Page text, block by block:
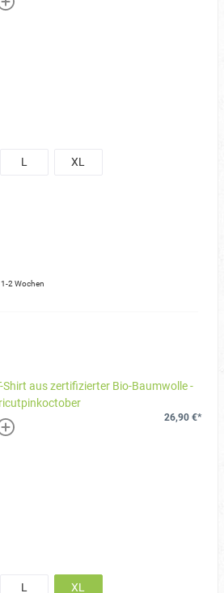
L XL
2 Wochen
Shirt aus zertifizierter Bio-Baumwolle -
26,90 €*
L XL